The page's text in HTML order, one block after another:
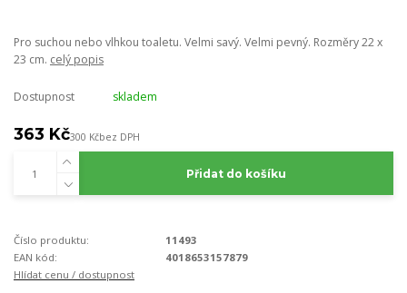
Pro suchou nebo vlhkou toaletu. Velmi savý. Velmi pevný. Rozměry 22 x
23 cm. celý popis
Dostupnost skladem
363 Kč300 Kčbez DPH
Přidat do košíku
Číslo produktu:
11493
EAN kód:
4018653157879
Hlídat cenu / dostupnost